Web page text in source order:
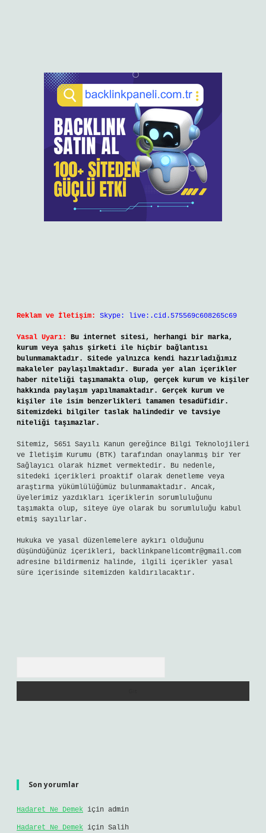
Reklam ve İletişim: Skype: live:.cid.575569c608265c69
Yasal Uyarı:
Bu internet sitesi, herhangi bir marka,
kurum veya şahıs şirketi ile hiçbir bağlantısı
bulunmamaktadır. Sitede yalnızca kendi hazırladığımız
makaleler paylaşılmaktadır. Burada yer alan içerikler
haber niteliği taşımamakta olup, gerçek kurum ve kişiler
hakkında paylaşım yapılmamaktadır. Gerçek kurum ve
kişiler ile isim benzerlikleri tamamen tesadüfidir.
Sitemizdeki bilgiler taslak halindedir ve tavsiye
niteliği taşımazlar.
Sitemiz, 5651 Sayılı Kanun gereğince Bilgi Teknolojileri
ve İletişim Kurumu (BTK) tarafından onaylanmış bir Yer
Sağlayıcı olarak hizmet vermektedir. Bu nedenle,
sitedeki içerikleri proaktif olarak denetleme veya
araştırma yükümlülüğümüz bulunmamaktadır. Ancak,
üyelerimiz yazdıkları içeriklerin sorumluluğunu
taşımakta olup, siteye üye olarak bu sorumluluğu kabul
etmiş sayılırlar.
Hukuka ve yasal düzenlemelere aykırı olduğunu
düşündüğünüz içerikleri, backlinkpanelicomtr@gmail.com
adresine bildirmeniz halinde, ilgili içerikler yasal
süre içerisinde sitemizden kaldırılacaktır.
Son yorumlar
Hadaret Ne Demek için admin
Hadaret Ne Demek için Salih